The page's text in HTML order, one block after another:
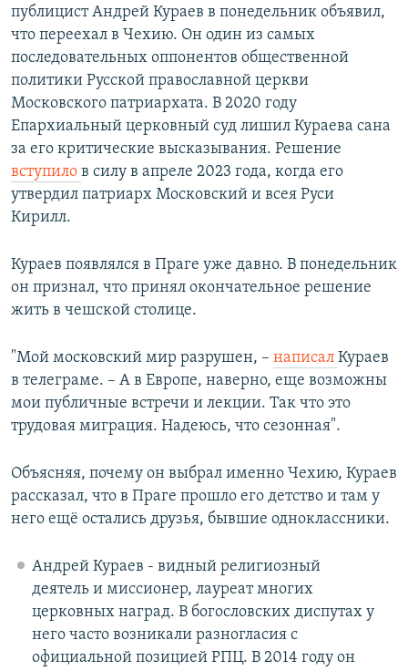
Все сайты РСЕ/РС
публицист Андрей Кураев в понедельник объявил,
что переехал в Чехию. Он один из самых
последовательных оппонентов общественной
политики Русской православной церкви
Московского патриархата. В 2020 году
Епархиальный церковный суд лишил Кураева сана
за его критические высказывания. Решение
вступило в силу в апреле 2023 года, когда его
утвердил патриарх Московский и всея Руси
Кирилл.
Кураев появлялся в Праге уже давно. В понедельник
он признал, что принял окончательное решение
жить в чешской столице.
"Мой московский мир разрушен, – написал Кураев
в телеграме. – А в Европе, наверно, еще возможны
мои публичные встречи и лекции. Так что это
трудовая миграция. Надеюсь, что сезонная".
Объясняя, почему он выбрал именно Чехию, Кураев
рассказал, что в Праге прошло его детство и там у
него ещё остались друзья, бывшие одноклассники.
Андрей Кураев - видный религиозный
деятель и миссионер, лауреат многих
церковных наград. В богословских диспутах у
него часто возникали разногласия с
официальной позицией РПЦ. В 2014 году он